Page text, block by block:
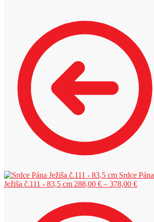
Srdce Pána
Ježiša č.111 - 83,5 cm 288,00 € – 378,00 €Price